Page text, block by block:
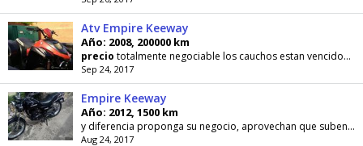
Atv Empire Keeway
Año: 2008, 200000 km
precio totalmente negociable los cauchos estan vencidos la suichera no sirve esta directa
Sep 24, 2017
Empire Keeway
Año: 2012, 1500 km
y diferencia proponga su negocio, aprovechan que suben de
Aug 24, 2017